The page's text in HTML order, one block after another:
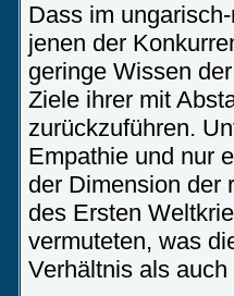
Dass im
jenen der
geringe Wissen
Ziele ihrer mit
zurückzuführen.
Empathie und nur
der Dimension der
des Ersten
vermuteten, was
Verhältnis als